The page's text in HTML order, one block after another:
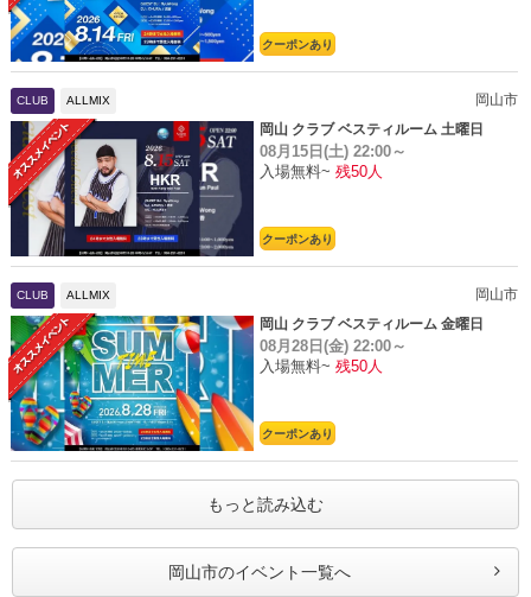
クーポンあり
CLUB ALLMIX
岡山市
岡山 クラブ ベスティルーム 土曜日
08月15日(土) 22:00～
入場無料~ 残50人
クーポンあり
CLUB ALLMIX
岡山市
岡山 クラブ ベスティルーム 金曜日
08月28日(金) 22:00～
入場無料~ 残50人
クーポンあり
もっと読み込む
岡山市のイベント一覧へ